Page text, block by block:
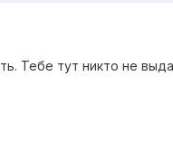
Тебе тут никто не